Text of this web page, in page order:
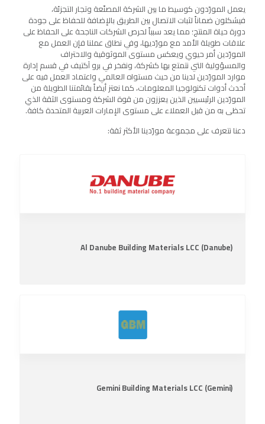
الرؤية والرسالة
المورّدين الرئيسيين
المصنّعين
الموافقات الاستشارية
وثائقي
يعمل المورّدون كوسيط ما بين الشركة المصنّعة وتجار التجزئة،
فيشكلون ضماناً لثبات الاتصال بين الطريق بالإضافة للحفاظ على جودة
دورة حياة المنتج؛ مما يعد سبباً لحرص الشركات الناجحة على الحفاظ على
علاقات طويلة الأمد مع مورّديها، وفي نطاق عملنا فإن العمل مع
المورّدين أمر حيوي ويعكس مستوى الموثوقية والاحتراف
والمسؤولية التي نتمتع بها كشركة، ونفخر في برو آكتيف في قسم إدارة
موارد المورّدين لدينا من حيث مستواه العالمي واعتماد العمل فيه على
أحدث أدوات تكنولوجيا المعلومات، كما نعتز أيضاً بقائمتنا الطويلة من
المورّدين الرئيسيين الذين يعززون من قوة الشركة ومستوى الثقة الذي
تحظى به من قبل العملاء على مستوى الإمارات العربية المتحدة كافة.
دعنا نتعرف على مجموعة مورّدينا الأكثر ثقة:
Al Danube Building Materials LCC (Danube)
Gemini Building Materials LCC (Gemini)